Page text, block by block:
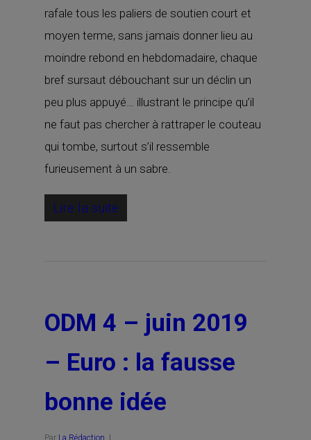
rafale tous les paliers de soutien court et
moyen terme, sans jamais donner lieu au
moindre rebond en hebdomadaire, chaque
bref sursaut débouchant sur un déclin un
peu plus appuyé… illustrant le principe qu’il
ne faut pas chercher à rattraper le couteau
qui tombe, surtout s’il ressemble
furieusement à un sabre.
Lire la suite
ODM 4 – juin 2019
– Euro : la fausse
bonne idée
Par La Rédaction